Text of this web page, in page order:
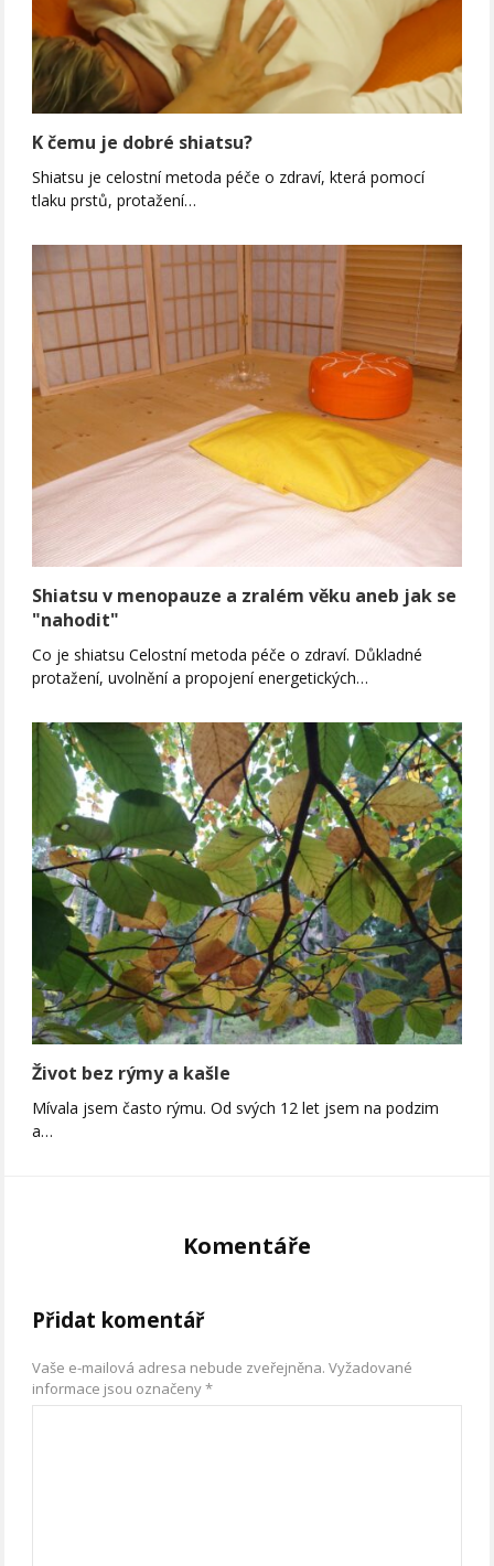
K čemu je dobré shiatsu?
Shiatsu je celostní metoda péče o zdraví, která pomocí
tlaku prstů, protažení…
Shiatsu v menopauze a zralém věku aneb jak se
"nahodit"
Co je shiatsu Celostní metoda péče o zdraví. Důkladné
protažení, uvolnění a propojení energetických…
Život bez rýmy a kašle
Mívala jsem často rýmu. Od svých 12 let jsem na podzim
a…
Komentáře
Přidat komentář
Vaše e-mailová adresa nebude zveřejněna. Vyžadované
informace jsou označeny*